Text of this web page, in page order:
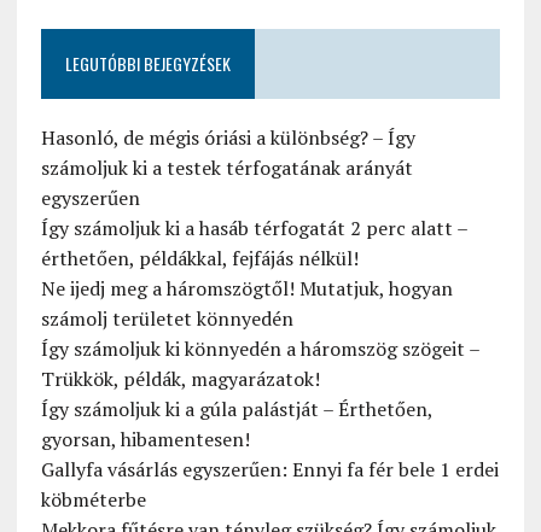
LEGUTÓBBI BEJEGYZÉSEK
Hasonló, de mégis óriási a különbség? – Így
számoljuk ki a testek térfogatának arányát
egyszerűen
Így számoljuk ki a hasáb térfogatát 2 perc alatt –
érthetően, példákkal, fejfájás nélkül!
Ne ijedj meg a háromszögtől! Mutatjuk, hogyan
számolj területet könnyedén
Így számoljuk ki könnyedén a háromszög szögeit –
Trükkök, példák, magyarázatok!
Így számoljuk ki a gúla palástját – Érthetően,
gyorsan, hibamentesen!
Gallyfa vásárlás egyszerűen: Ennyi fa fér bele 1 erdei
köbméterbe